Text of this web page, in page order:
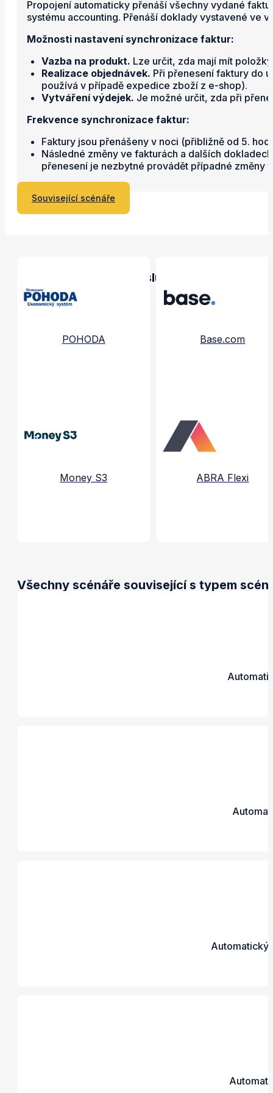
Propojení automaticky přenáší všechny vydané
systému accounting. Přenáší doklady vystavené ve
Možnosti nastavení synchronizace faktur:
Vazba na produkt. Lze určit, zda mají mít
Realizace objednávek. Při přenesení faktury do
používá v případě expedice zboží z e-shop).
Vytváření výdejek. Je možné určit, zda při
Frekvence synchronizace faktur:
Faktury jsou přenášeny v noci (přibližně od 5.
Následné změny ve fakturách a dalších
přenesení je nezbytné provádět případné změny
Související scénáře
Propojené aplikace a služby
POHODA Base.com
Money S3 ABRA Flexi
Všechny scénáře související s typem
Automatický